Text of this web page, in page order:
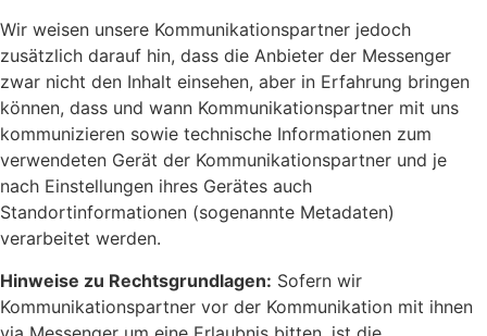
Wir weisen unsere Kommunikationspartner jedoch
zusätzlich darauf hin, dass die Anbieter der Messenger
zwar nicht den Inhalt einsehen, aber in Erfahrung bringen
können, dass und wann Kommunikationspartner mit uns
kommunizieren sowie technische Informationen zum
verwendeten Gerät der Kommunikationspartner und je
nach Einstellungen ihres Gerätes auch
Standortinformationen (sogenannte Metadaten)
verarbeitet werden.
Hinweise zu Rechtsgrundlagen: Sofern wir
Kommunikationspartner vor der Kommunikation mit ihnen